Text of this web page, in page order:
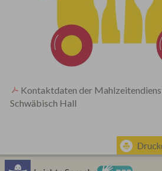
Kontaktdaten der
Schwäbisch Hall